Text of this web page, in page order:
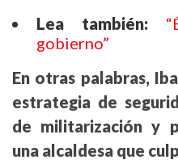
Lea también:
gobierno”
En otras palabras,
estrategia de
de militarización y
una alcaldesa que